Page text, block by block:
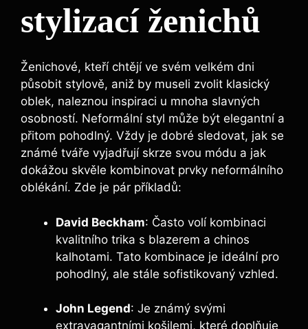
stylizací ženichů
Ženichové, kteří chtějí ve svém velkém dni
působit stylově, aniž by museli zvolit klasický
oblek, naleznou inspiraci u mnoha slavných
osobností. Neformální styl může být elegantní a
přitom pohodlný. Vždy je dobré sledovat, jak se
známé tváře vyjadřují skrze svou módu a jak
dokážou skvěle kombinovat prvky neformálního
oblékání. Zde je pár příkladů:
David Beckham: Často volí kombinaci
kvalitního trika s blazerem a chinos
kalhotami. Tato kombinace je ideální pro
pohodlný, ale stále sofistikovaný vzhled.
John Legend: Je známý svými
extravagantními košilemi, které doplňuje